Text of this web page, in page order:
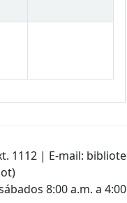
1112 | E-mail:
8:00 a.m. a